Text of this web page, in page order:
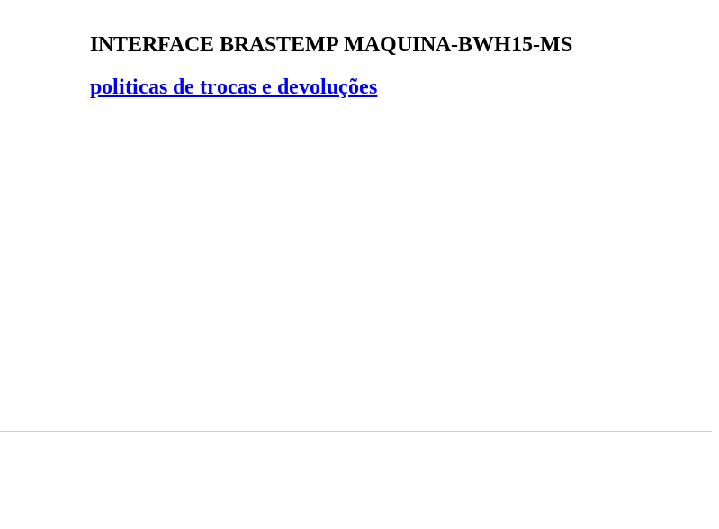
INTERFACE BRASTEMP MAQUINA-BWH15-MS
politicas de trocas e devoluções